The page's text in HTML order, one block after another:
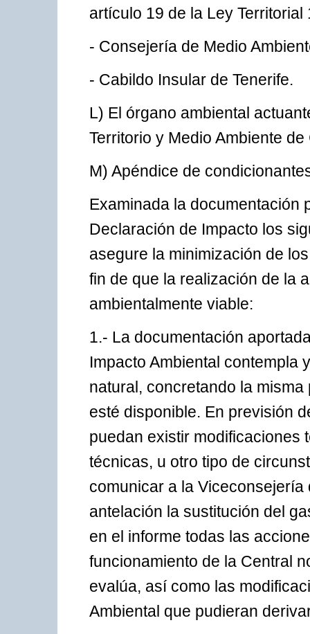
artículo 19 de la Ley Territorial
- Consejería de Medio
- Cabildo Insular de Tenerife.
L) El órgano ambiental
Territorio y Medio Ambiente
M) Apéndice de
Examinada la documentación
Declaración de Impacto los
asegure la minimización de
fin de que la realización de la
ambientalmente viable:
1.- La documentación
Impacto Ambiental contempla
natural, concretando la
esté disponible. En previsión
puedan existir modificaciones
técnicas, u otro tipo de
comunicar a la
antelación la sustitución del
en el informe todas las
funcionamiento de la Central
evalúa, así como las
Ambiental que pudieran